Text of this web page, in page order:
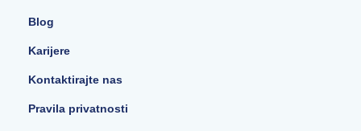
Blog
Karijere
Kontaktirajte nas
Pravila privatnosti